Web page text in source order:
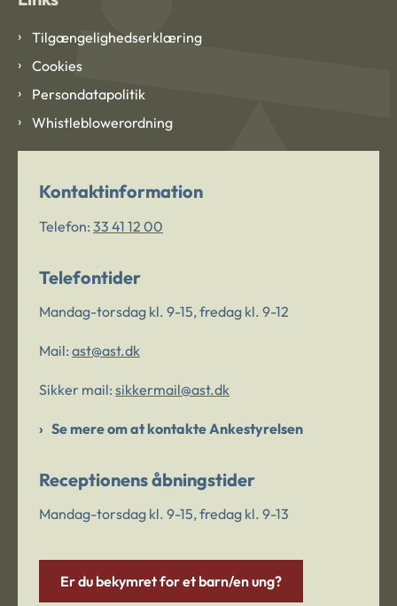
Tilgængelighedserklæring
Cookies
Persondatapolitik
Whistleblowerordning
Kontaktinformation
Telefon: 33 41 12 00
Telefontider
Mandag-torsdag kl. 9-15, fredag kl. 9-12
Mail: ast@ast.dk
Sikker mail: sikkermail@ast.dk
Se mere om at kontakte Ankestyrelsen
Receptionens åbningstider
Mandag-torsdag kl. 9-15, fredag kl. 9-13
Er du bekymret for et barn/en ung?